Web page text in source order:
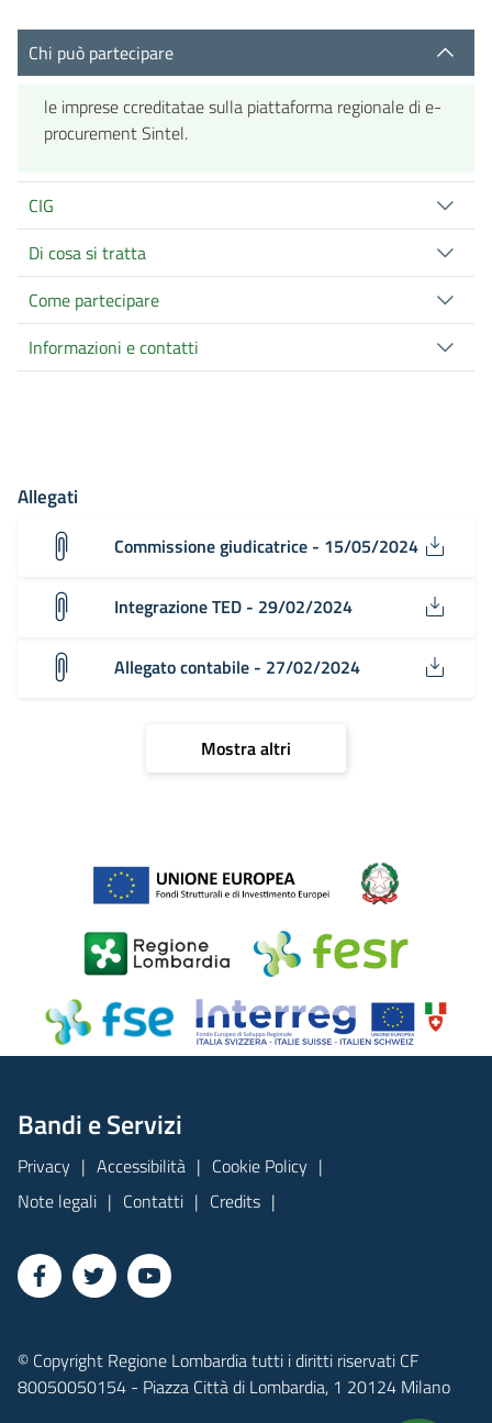
Chi può partecipare
le imprese ccreditatae sulla piattaforma regionale di e-
procurement Sintel.
CIG
Di cosa si tratta
Come partecipare
Informazioni e contatti
Allegati
Commissione giudicatrice - 15/05/2024
Integrazione TED - 29/02/2024
Allegato contabile - 27/02/2024
Mostra altri
Bandi e Servizi
Privacy Accessibilità
Cookie Policy
Note legali
Contatti Credits
© Copyright Regione Lombardia tutti i diritti riservati CF
80050050154 - Piazza Città di Lombardia, 1 20124 Milano